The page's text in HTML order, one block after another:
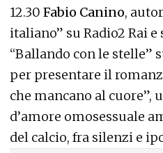
12.30 Fabio Canino,
italiano” su Radio2 Rai
“Ballando con le stelle”
per presentare il
che mancano al cuore”,
d’amore omosessuale
del calcio, fra silenzi e